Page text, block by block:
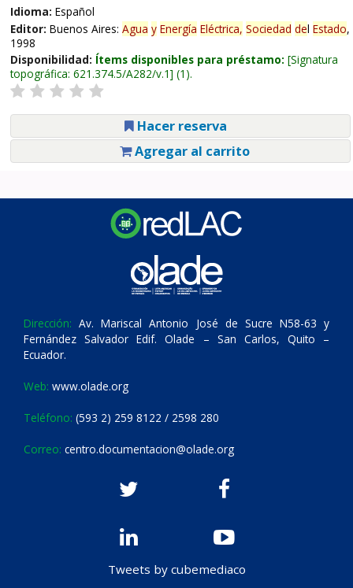
Idioma: Español
Editor: Buenos Aires: Agua y Energía Eléctrica, Sociedad del Estado,
1998
Disponibilidad: Ítems disponibles para préstamo: Signatura
topográfica: 621.374.5/A282/v.1 (1).
Hacer reserva
Agregar al carrito
Dirección: Av. Mariscal Antonio José de Sucre N58-63 y
Fernández Salvador Edif. Olade – San Carlos, Quito –
Ecuador.
Web: www.olade.org
Teléfono: (593 2) 259 8122 / 2598 280
Correo: centro.documentacion@olade.org
Tweets by cubemediaco